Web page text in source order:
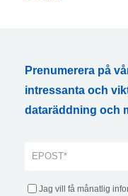
Prenumerera på
intressanta och
dataräddning och
Jag vill få månatlig